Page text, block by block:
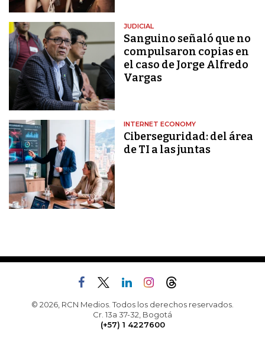
JUDICIAL
Sanguino señaló que no
compulsaron copias en
el caso de Jorge Alfredo
Vargas
INTERNET ECONOMY
Ciberseguridad: del área
de TI a las juntas
© 2026, RCN Medios. Todos los derechos reservados.
Cr. 13a 37-32, Bogotá
(+57) 1 4227600